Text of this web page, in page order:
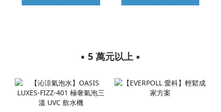
▪︎ 5 萬元以上 ▪︎